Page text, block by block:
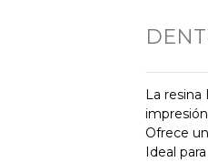
La
Ofrece
Ideal